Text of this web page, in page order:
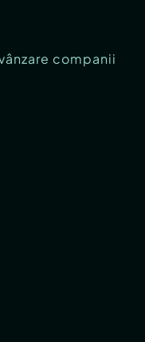
companii